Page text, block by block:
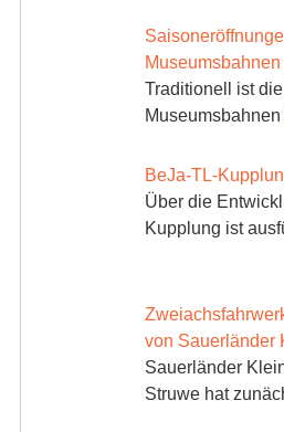
Museumsbahnen
Traditionell ist
Museumsbahnen
BeJa-TL-
Über die
Kupplung ist
von Sauerländer
Sauerländer
Struwe hat